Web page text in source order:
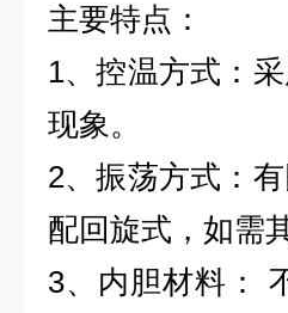
主要特点：
1、控温方式：
现象。
2、振荡方式：
配回旋式，如需
3、内胆材料：